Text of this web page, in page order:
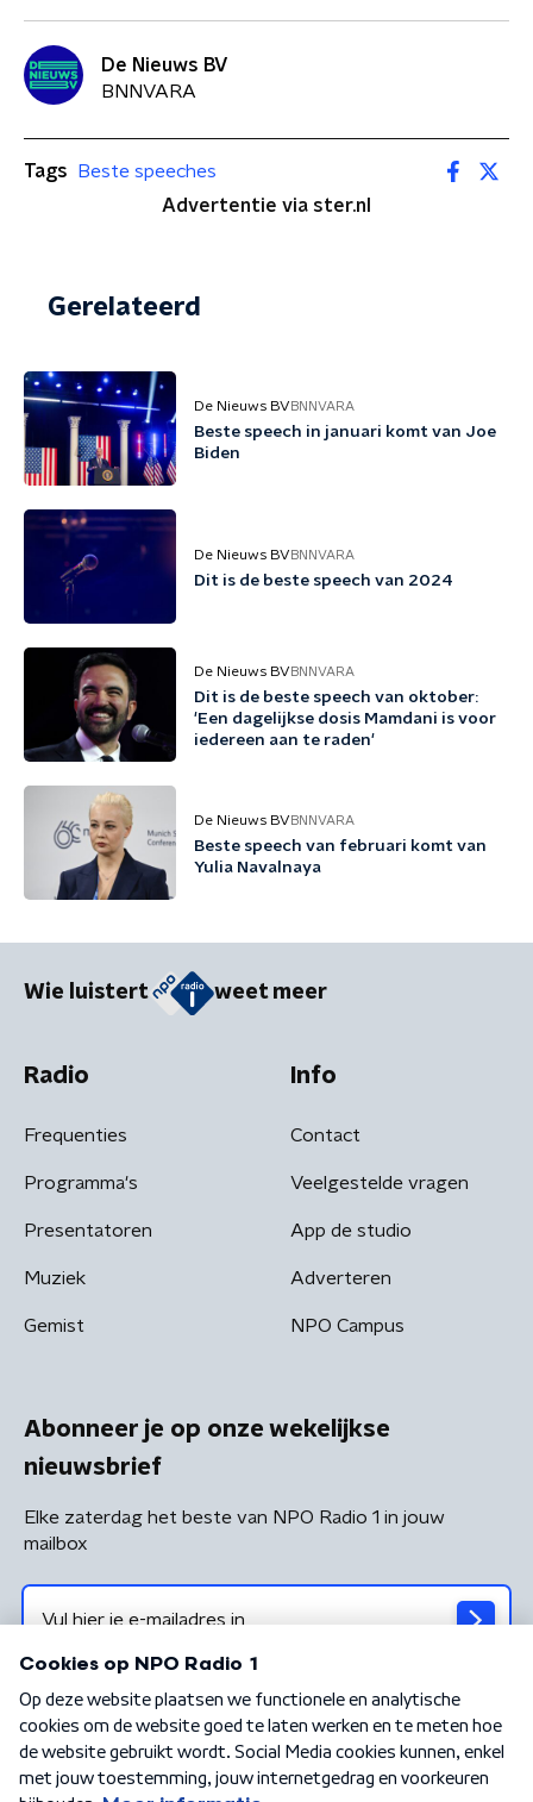
De Nieuws BV
BNNVARA
Tags
Beste speeches
Advertentie via ster.nl
Gerelateerd
De Nieuws BV BNNVARA
Beste speech in januari komt van Joe
Biden
De Nieuws BV BNNVARA
Dit is de beste speech van 2024
De Nieuws BV BNNVARA
Dit is de beste speech van oktober:
'Een dagelijkse dosis Mamdani is voor
iedereen aan te raden'
De Nieuws BV BNNVARA
Beste speech van februari komt van
Yulia Navalnaya
Wie luistert weet meer
Radio
Frequenties
Programma's
Presentatoren
Muziek
Gemist
Info
Contact
Veelgestelde vragen
App de studio
Adverteren
NPO Campus
Abonneer je op onze wekelijkse
nieuwsbrief
Elke zaterdag het beste van NPO Radio 1 in jouw
mailbox
Algemene voorwaarden